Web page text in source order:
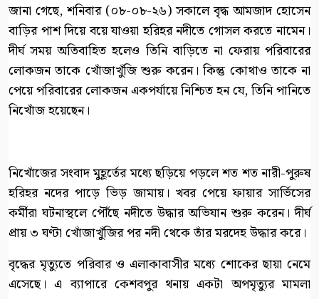
জানা গেছে, শনিবার (০৮-০৮-২৬) সকালে বৃদ্ধ আমজাদ হোসেন
বাড়ির পাশ দিয়ে বয়ে যাওয়া হরিহর নদীতে গোসল করতে নামেন।
দীর্ঘ সময় অতিবাহিত হলেও তিনি বাড়িতে না ফেরায় পরিবারের
লোকজন তাকে খোঁজাখুঁজি শুরু করেন। কিন্তু কোথাও তাকে না
পেয়ে পরিবারের লোকজন একপর্যায়ে নিশ্চিত হন যে, তিনি পানিতে
নিখোঁজ হয়েছেন।
নিখোঁজের সংবাদ মুহূর্তের মধ্যে ছড়িয়ে পড়লে শত শত নারী-পুরুষ
হরিহর নদের পাড়ে ভিড় জামায়। খবর পেয়ে ফায়ার সার্ভিসের
কর্মীরা ঘটনাস্থলে পৌঁছে নদীতে উদ্ধার অভিযান শুরু করেন। দীর্ঘ
প্রায় ৩ ঘণ্টা খোঁজাখুঁজির পর নদী থেকে তাঁর মরদেহ উদ্ধার করে।
বৃদ্ধের মৃত্যুতে পরিবার ও এলাকাবাসীর মধ্যে শোকের ছায়া নেমে
এসেছে। এ ব্যাপারে কেশবপুর থনায় একটা অপমৃত্যুর মামলা